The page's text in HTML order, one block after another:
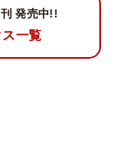
発売中!!
ス一覧